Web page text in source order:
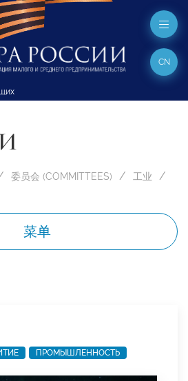
CN
委员会 (COMMITTEES) 工业
菜单
ПРОМЫШЛЕННОСТЬ